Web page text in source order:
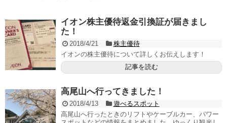
イオン株主優待返金引換証が届きまし
た！
2018/4/21
株主優待
イオンの株主優待について詳しくお伝えします！
記事を読む
高尾山へ行ってきました！
2018/4/13
遊べるスポット
高尾山へ行ったときのリフトやケーブルカー、パワー